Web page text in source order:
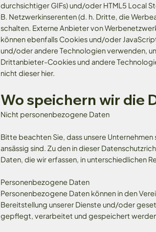
durchsichtiger GIFs) und/oder HTML5 Local
B. Netzwerkinserenten (d. h. Dritte, die
schalten. Externe Anbieter von
können ebenfalls Cookies und/oder
und/oder andere Technologien verwenden,
Drittanbieter-Cookies und andere
nicht dieser hier.
Wo speichern wir die
Nicht personenbezogene Daten
Bitte beachten Sie, dass unsere
ansässig sind. Zu den in dieser
Daten, die wir erfassen, in unterschiedlichen
Personenbezogene Daten
Personenbezogene Daten können in den
Bereitstellung unserer Dienste und/oder
gepflegt, verarbeitet und gespeichert